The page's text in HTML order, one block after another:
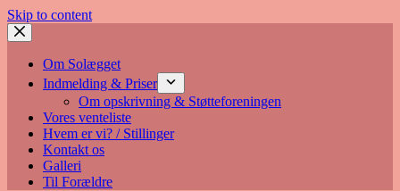
Skip to content
Om Solægget
Indmelding & Priser
Om opskrivning & Støtteforeningen
Vores venteliste
Hvem er vi? / Stillinger
Kontakt os
Galleri
Til Forældre